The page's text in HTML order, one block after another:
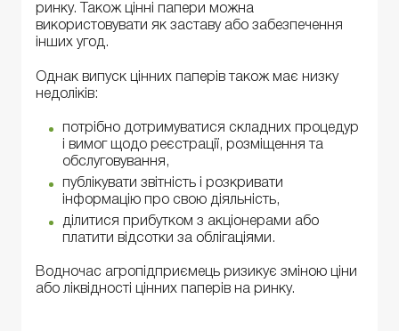
ринку. Також цінні папери можна
використовувати як заставу або забезпечення
інших угод.
Однак випуск цінних паперів також має низку
недоліків:
потрібно дотримуватися складних процедур
і вимог щодо реєстрації, розміщення та
обслуговування,
публікувати звітність і розкривати
інформацію про свою діяльність,
ділитися прибутком з акціонерами або
платити відсотки за облігаціями.
Водночас агропідприємець ризикує зміною ціни
або ліквідності цінних паперів на ринку.